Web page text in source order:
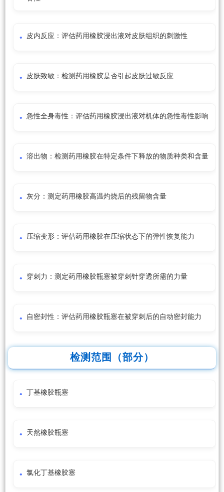
皮内反应：评估药用橡胶浸出液对皮肤组织的刺激性
皮肤致敏：检测药用橡胶是否引起皮肤过敏反应
急性全身毒性：评估药用橡胶浸出液对机体的急性毒性影响
溶出物：检测药用橡胶在特定条件下释放的物质种类和含量
灰分：测定药用橡胶高温灼烧后的残留物含量
压缩变形：评估药用橡胶在压缩状态下的弹性恢复能力
穿刺力：测定药用橡胶瓶塞被穿刺针穿透所需的力量
自密封性：评估药用橡胶瓶塞在被穿刺后的自动密封能力
检测范围（部分）
丁基橡胶瓶塞
天然橡胶瓶塞
氯化丁基橡胶塞